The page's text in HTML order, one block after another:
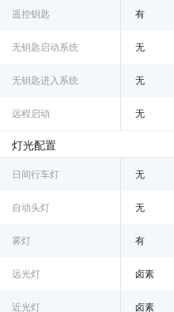
遥控钥匙 有
无钥匙启动系统 无
无钥匙进入系统 无
远程启动 无
灯光配置
日间行车灯 无
自动头灯 无
雾灯 有
远光灯 卤素
近光灯 卤素